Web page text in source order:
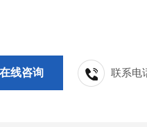
线咨询 联系电